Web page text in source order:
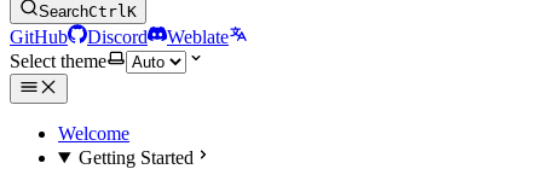
SearchCtrlK
GitHub Discord
Weblate
Select theme
Welcome
Getting Started